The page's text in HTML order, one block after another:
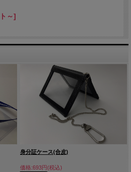
～]
身分証ケース(合皮)
価格:693円(税込)